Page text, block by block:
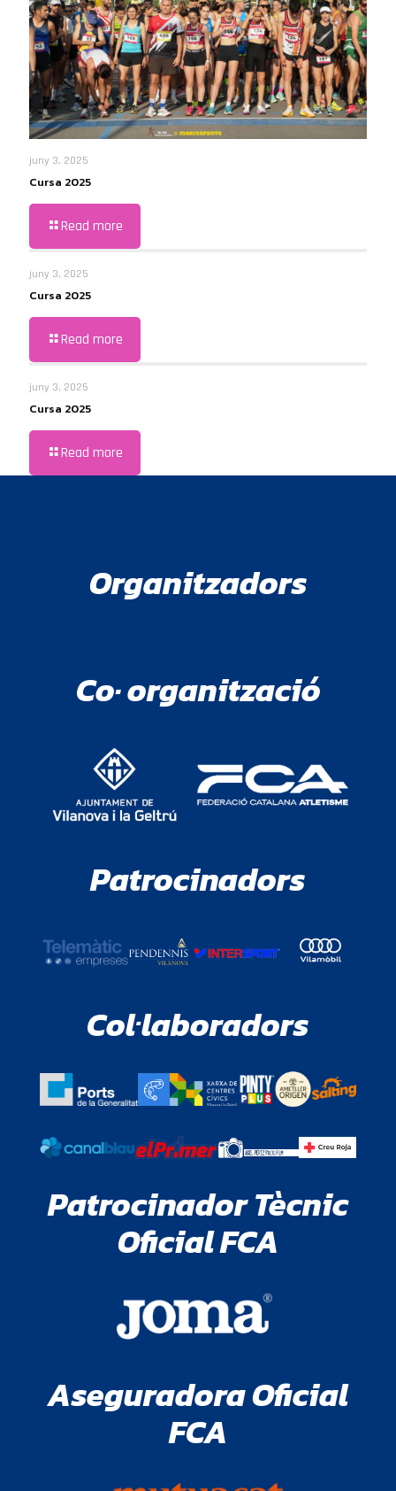
juny 3, 2025
Cursa 2025
Read more
juny 3, 2025
Cursa 2025
Read more
juny 3, 2025
Cursa 2025
Read more
Organitzadors
Co· organització
Patrocinadors
Col·laboradors
Patrocinador Tècnic
Oficial FCA
Aseguradora Oficial
FCA